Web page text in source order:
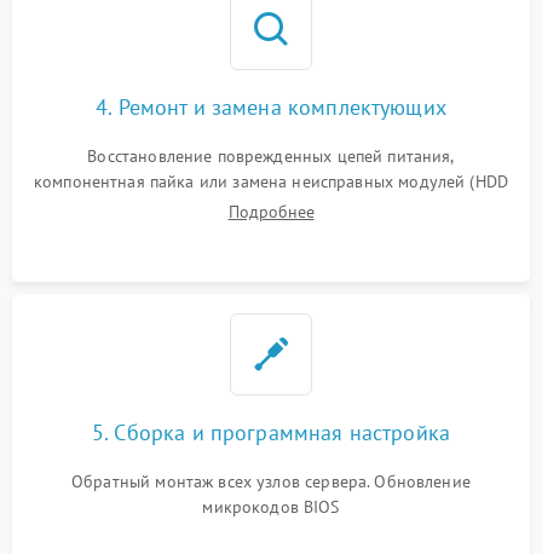
4. Ремонт и замена комплектующих
Восстановление поврежденных цепей питания,
компонентная пайка или замена неисправных модулей (HDD
Подробнее
5. Сборка и программная настройка
Обратный монтаж всех узлов сервера. Обновление
микрокодов BIOS